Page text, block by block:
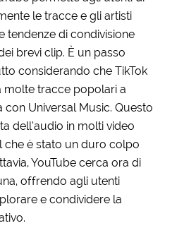
le tracce e gli artisti
tendenze di condivisione
brevi clip. È un passo
considerando che TikTok
molte tracce popolari a
Universal Music. Questo
dell’audio in molti video
che è stato un duro colpo
YouTube cerca ora di
offrendo agli utenti
e condividere la